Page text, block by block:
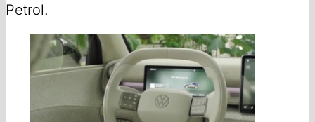
Petrol.